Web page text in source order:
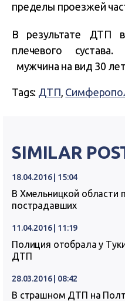
пределы проезжей
В результате ДТП
плечевого
мужчина на вид 30
Tags: ДТП,
SIMILAR
18.04.2016 | 15:04
В Хмельницкой области
пострадавших
11.04.2016 | 11:19
Полиция отобрала у
ДТП
28.03.2016 | 08:42
В страшном ДТП на